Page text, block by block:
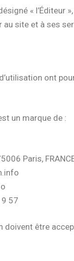
« l’Éditeur »,
site et à ses
ont
un marque de :
Paris,
57
doivent être